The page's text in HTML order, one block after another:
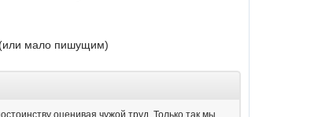
(или мало пишущим)
оценивая чужой труд. Только так мы